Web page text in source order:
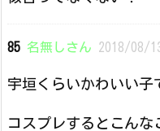
85 名無しさん 2018/08/
宇垣くらいかわいい子
コスプレするとこんな